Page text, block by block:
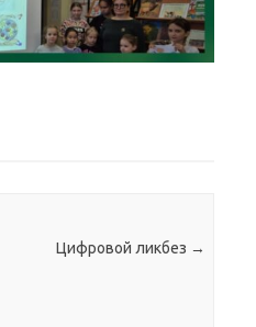
Цифровой ликбез →